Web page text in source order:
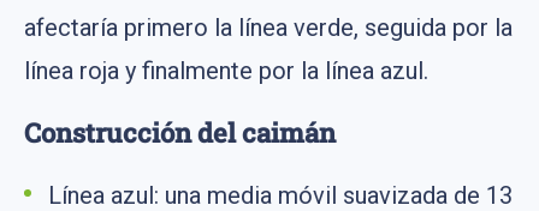
afectaría primero la línea verde, seguida por la
línea roja y finalmente por la línea azul.
Construcción del caimán
Línea azul: una media móvil suavizada de 13